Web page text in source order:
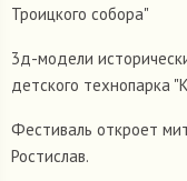
Троицкого собора"
3д-модели
детского технопарка
Фестиваль откроет
Ростислав.